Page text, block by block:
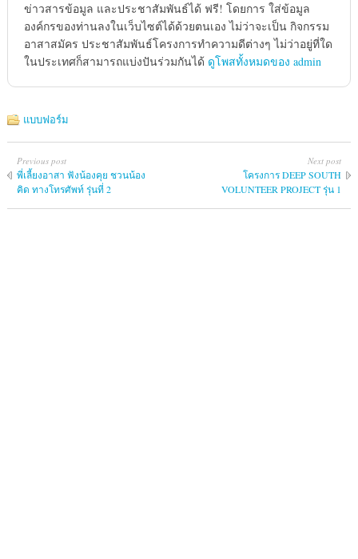
ข่าวสารข้อมูล และประชาสัมพันธ์ได้ ฟรี! โดยการ ใส่ข้อมูล
องค์กรของท่านลงในเว็บไซต์ได้ด้วยตนเอง ไม่ว่าจะเป็น กิจกรรม
อาสาสมัคร ประชาสัมพันธ์โครงการทำความดีต่างๆ ไม่ว่าอยู่ที่ใด
ในประเทศก็สามารถแบ่งปันร่วมกันได้ ดูโพสทั้งหมดของ admin
แบบฟอร์ม
Previous post
พี่เลี้ยงอาสา ฟังน้องคุย ชวนน้อง
คิด ทางโทรศัพท์ รุ่นที่ 2
Next post
โครงการ DEEP SOUTH
VOLUNTEER PROJECT รุ่น 1